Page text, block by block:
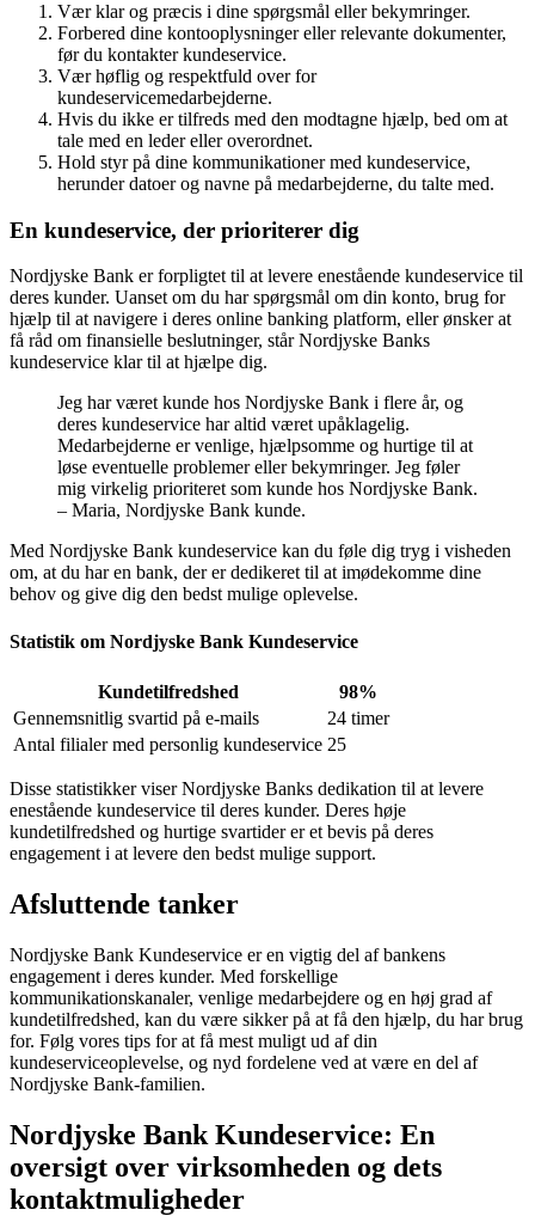
Vær klar og præcis i dine spørgsmål eller bekymringer.
Forbered dine kontooplysninger eller relevante dokumenter,
før du kontakter kundeservice.
Vær høflig og respektfuld over for
kundeservicemedarbejderne.
Hvis du ikke er tilfreds med den modtagne hjælp, bed om at
tale med en leder eller overordnet.
Hold styr på dine kommunikationer med kundeservice,
herunder datoer og navne på medarbejderne, du talte med.
En kundeservice, der prioriterer dig
Nordjyske Bank er forpligtet til at levere enestående kundeservice til
deres kunder. Uanset om du har spørgsmål om din konto, brug for
hjælp til at navigere i deres online banking platform, eller ønsker at
få råd om finansielle beslutninger, står Nordjyske Banks
kundeservice klar til at hjælpe dig.
Jeg har været kunde hos Nordjyske Bank i flere år, og
deres kundeservice har altid været upåklagelig.
Medarbejderne er venlige, hjælpsomme og hurtige til at
løse eventuelle problemer eller bekymringer. Jeg føler
mig virkelig prioriteret som kunde hos Nordjyske Bank.
– Maria, Nordjyske Bank kunde.
Med Nordjyske Bank kundeservice kan du føle dig tryg i visheden
om, at du har en bank, der er dedikeret til at imødekomme dine
behov og give dig den bedst mulige oplevelse.
Statistik om Nordjyske Bank Kundeservice
Kundetilfredshed
98%
Gennemsnitlig svartid på e-mails
24 timer
Antal filialer med personlig kundeservice 25
Disse statistikker viser Nordjyske Banks dedikation til at levere
enestående kundeservice til deres kunder. Deres høje
kundetilfredshed og hurtige svartider er et bevis på deres
engagement i at levere den bedst mulige support.
Afsluttende tanker
Nordjyske Bank Kundeservice er en vigtig del af bankens
engagement i deres kunder. Med forskellige
kommunikationskanaler, venlige medarbejdere og en høj grad af
kundetilfredshed, kan du være sikker på at få den hjælp, du har brug
for. Følg vores tips for at få mest muligt ud af din
kundeserviceoplevelse, og nyd fordelene ved at være en del af
Nordjyske Bank-familien.
Nordjyske Bank Kundeservice: En
oversigt over virksomheden og dets
kontaktmuligheder